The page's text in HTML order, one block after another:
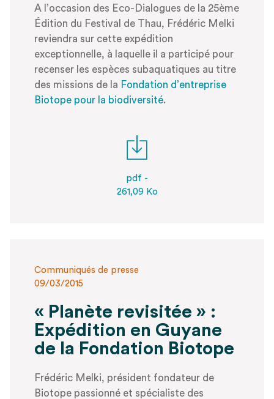
A l’occasion des Eco-Dialogues de la 25ème
Édition du Festival de Thau, Frédéric Melki
reviendra sur cette expédition
exceptionnelle, à laquelle il a participé pour
recenser les espèces subaquatiques au titre
des missions de la Fondation d’entreprise
Biotope pour la biodiversité.
pdf -
261,09 Ko
Communiqués de presse
09/03/2015
« Planète revisitée » :
Expédition en Guyane
de la Fondation Biotope
Frédéric Melki, président fondateur de
Biotope passionné et spécialiste des